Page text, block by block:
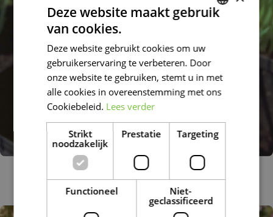
Bieslelie
Sisyrinchium montanum
Deze website maakt gebruik
van cookies.
Deze website gebruikt cookies om uw
gebruikerservaring te verbeteren. Door
onze website te gebruiken, stemt u in met
alle cookies in overeenstemming met ons
Cookiebeleid. Lees verder
Strikt
noodzakelijk
Prestatie Targeting
Functioneel
Niet-
geclassificeerd